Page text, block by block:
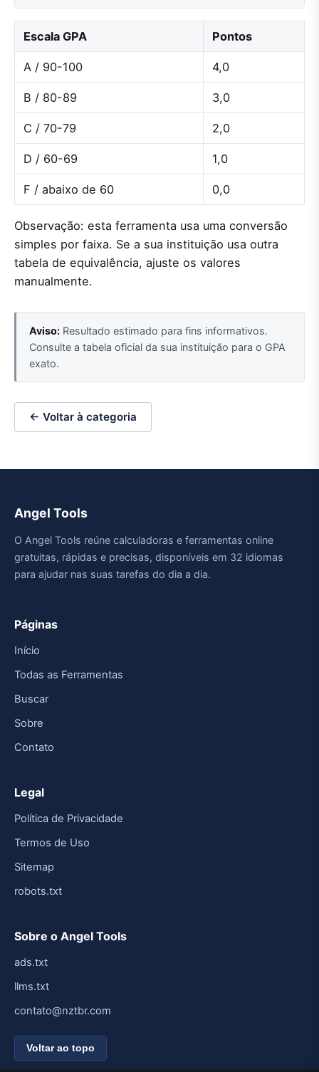
Escala GPA Pontos
A / 90-100 4,0
B / 80-89 3,0
C / 70-79 2,0
D / 60-69 1,0
F / abaixo de 60 0,0
Observação: esta ferramenta usa uma conversão
simples por faixa. Se a sua instituição usa outra
tabela de equivalência, ajuste os valores
manualmente.
Aviso: Resultado estimado para fins informativos.
Consulte a tabela oficial da sua instituição para o GPA
exato.
← Voltar à categoria
Angel Tools
O Angel Tools reúne calculadoras e ferramentas online
gratuitas, rápidas e precisas, disponíveis em 32 idiomas
para ajudar nas suas tarefas do dia a dia.
Páginas
Início
Todas as Ferramentas
Buscar
Sobre
Contato
Legal
Política de Privacidade
Termos de Uso
Sitemap
robots.txt
Sobre o Angel Tools
ads.txt
llms.txt
contato@nztbr.com
Voltar ao topo